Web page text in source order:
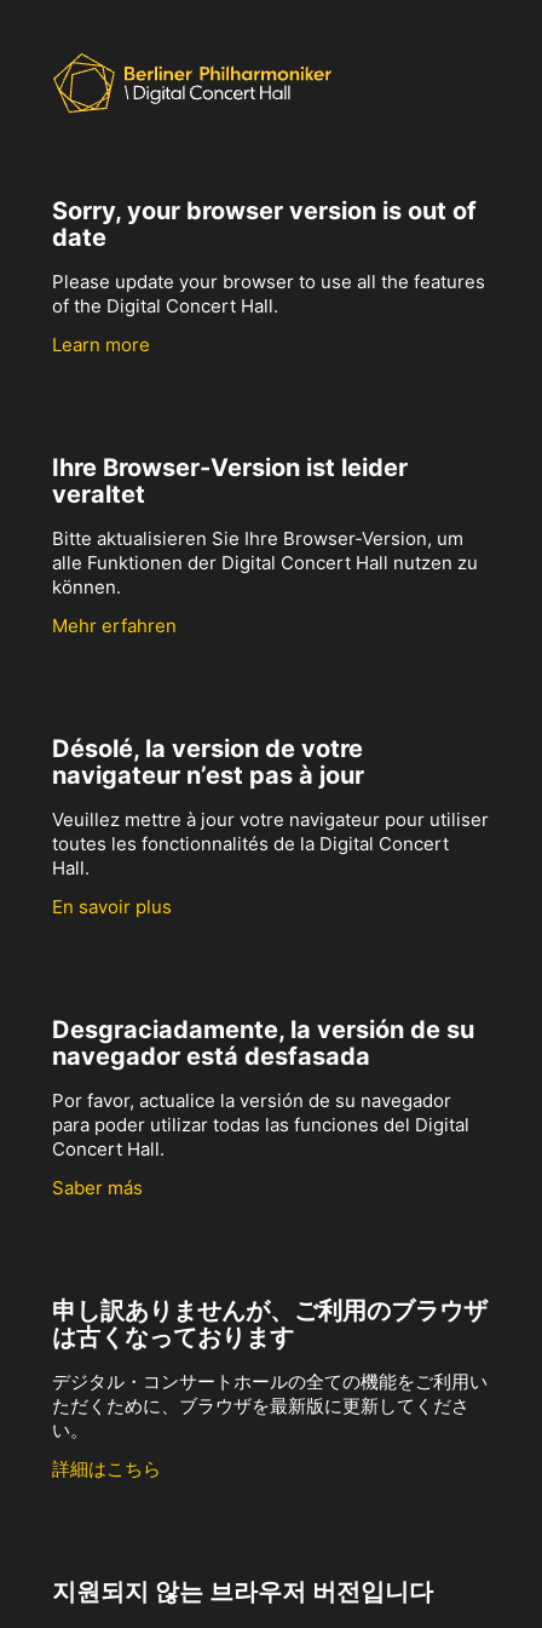
Sorry, your browser version is out of
date
Please update your browser to use all the features
of the Digital Concert Hall.
Learn more
Ihre Browser-Version ist leider
veraltet
Bitte aktualisieren Sie Ihre Browser-Version, um
alle Funktionen der Digital Concert Hall nutzen zu
können.
Mehr erfahren
Désolé, la version de votre
navigateur n’est pas à jour
Veuillez mettre à jour votre navigateur pour utiliser
toutes les fonctionnalités de la Digital Concert
Hall.
En savoir plus
Desgraciadamente, la versión de su
navegador está desfasada
Por favor, actualice la versión de su navegador
para poder utilizar todas las funciones del Digital
Concert Hall.
Saber más
申し訳ありませんが、ご利用のブラウザ
は古くなっております
デジタル・コンサートホールの全ての機能をご利用い
ただくために、ブラウザを最新版に更新してくださ
い。
詳細はこちら
지원되지 않는 브라우저 버전입니다